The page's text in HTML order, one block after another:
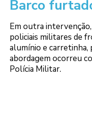
Barco
Em outra
policiais militares de
alumínio e
abordagem ocorreu
Polícia Militar.